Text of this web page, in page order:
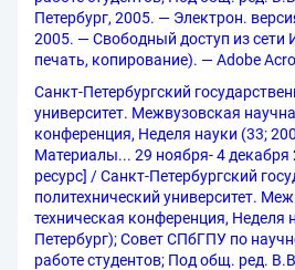
Петербург, 2005. — Электрон.
2005. — Свободный доступ из сети
печать, копирование). — Adobe
Санкт-Петербургский
университет. Межвузовская
конференция, Неделя науки (33;
Материалы... 29 ноября- 4 декабря
ресурс] / Санкт-Петербургский
политехнический университет.
техническая конференция, Неделя
Петербург); Совет СПбГПУ по
работе студентов; Под общ. ред.